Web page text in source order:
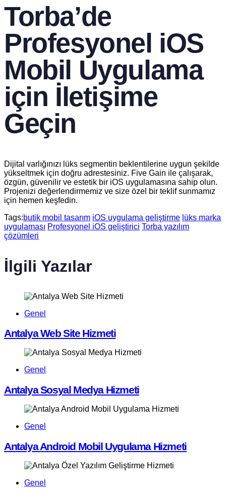
Torba’de
Profesyonel iOS
Mobil Uygulama
için İletişime
Geçin
Dijital varlığınızı lüks segmentin beklentilerine uygun şekilde
yükseltmek için doğru adrestesiniz. Five Gain ile çalışarak,
özgün, güvenilir ve estetik bir iOS uygulamasına sahip olun.
Projenizi değerlendirmemiz ve size özel bir teklif sunmamız
için hemen keşfedin.
Tags:butik mobil tasarım iOS uygulama geliştirme lüks marka
uygulaması Profesyonel iOS geliştirici Torba yazılım
çözümleri
İlgili Yazılar
Genel
Antalya Web Site Hizmeti
Genel
Antalya Sosyal Medya Hizmeti
Genel
Antalya Android Mobil Uygulama Hizmeti
Genel